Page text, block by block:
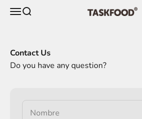
Ir al contenido
MenúBuscar TaskFood GmbH
Contact Us
Do you have any question?
Nombre